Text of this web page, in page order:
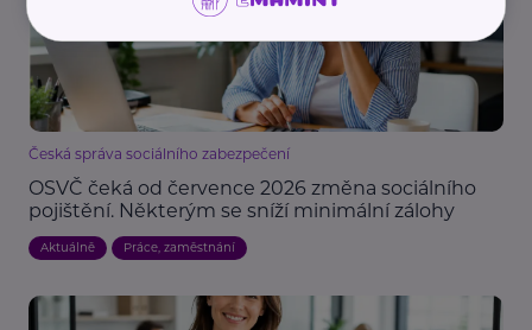
Česká správa sociálního zabezpečení
OSVČ čeká od července 2026 změna sociálního
pojištění. Některým se sníží minimální zálohy
Aktuálně Práce, zaměstnání